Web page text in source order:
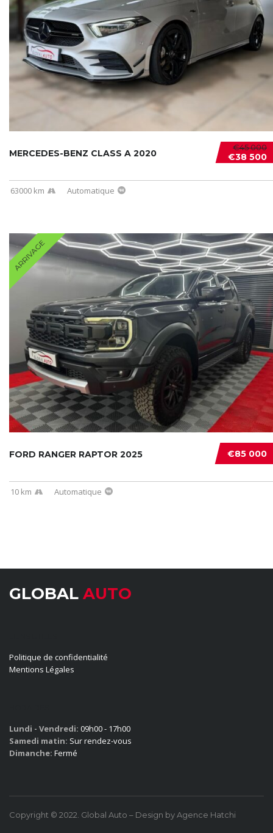
€45 000
€38 500
MERCEDES-BENZ CLASS A 2020
63000 km Automatique
ARRIVAGE
€85 000
FORD RANGER RAPTOR 2025
10 km Automatique
GLOBAL AUTO
Politique de confidentialité
Mentions Légales
Lundi - Vendredi: 09h00 - 17h00
Samedi matin: Sur rendez-vous
Dimanche: Fermé
Copyright © 2022. Global Auto – Design by Agence Hatchi